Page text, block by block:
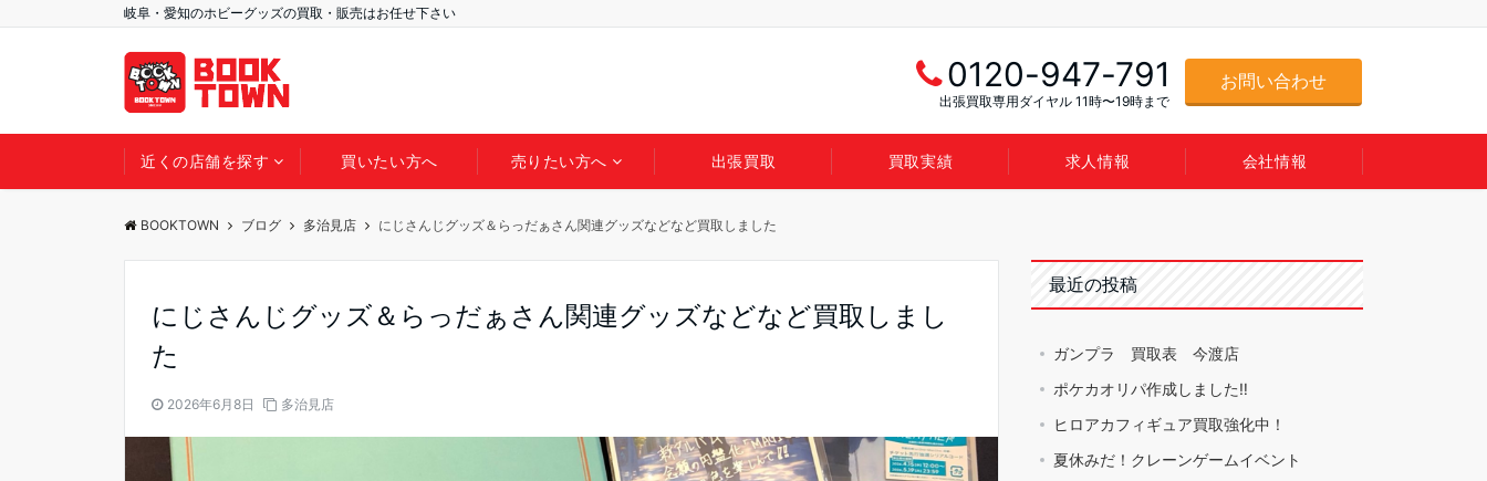
岐阜・愛知のホビーグッズの買取・販売はお任せ下さい
0120-947-791
出張買取専用ダイヤル 11時〜19時まで
お問い合わせ
近くの店舗を探す 買いたい方へ 売りたい方へ 出張買取 買取実績 求人情報 会社情報
BOOKTOWN ブログ 多治見店 にじさんじグッズ＆らっだぁさん関連グッズなどなど買取しました
にじさんじグッズ＆らっだぁさん関連グッズなどなど買取しまし
た
2026年6月8日 多治見店
最近の投稿
ガンプラ 買取表 今渡店
ポケカオリパ作成しました‼️
ヒロアカフィギュア買取強化中！
夏休みだ！クレーンゲームイベント